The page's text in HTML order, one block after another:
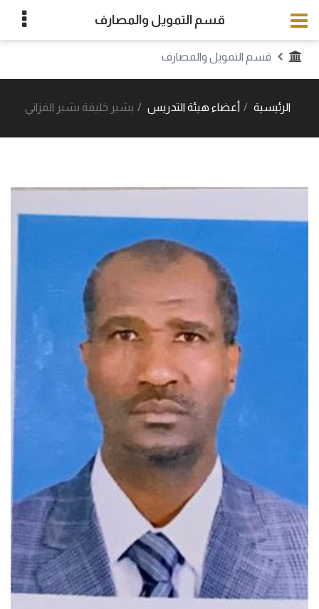
قسم التمويل والمصارف
قسم التمويل والمصارف
الرئيسية أعضاء هيئة التدريس بشير خليفة بشير الفزاني